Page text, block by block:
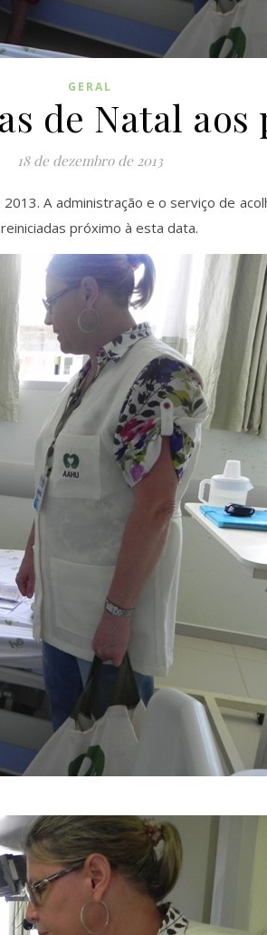
GERAL
de Natal aos
18 de dezembro de 2013
A administração e o serviço de
próximo à esta data.